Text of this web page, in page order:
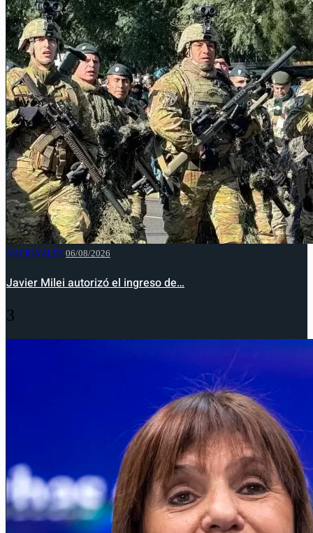
NACIONALES 06/08/2026
Javier Milei autorizó el ingreso de…
3